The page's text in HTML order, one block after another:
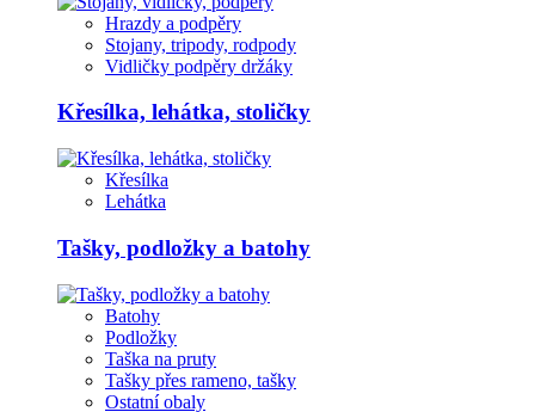
Hrazdy a podpěry
Stojany, tripody, rodpody
Vidličky podpěry držáky
Křesílka, lehátka, stoličky
Křesílka
Lehátka
Tašky, podložky a batohy
Batohy
Podložky
Taška na pruty
Tašky přes rameno, tašky
Ostatní obaly